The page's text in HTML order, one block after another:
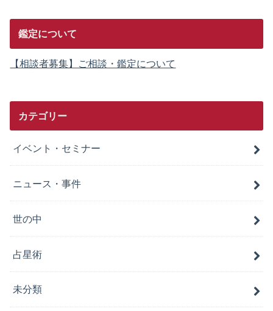
鑑定について
【相談者募集】ご相談・鑑定について
カテゴリー
イベント・セミナー
ニュース・事件
世の中
占星術
未分類